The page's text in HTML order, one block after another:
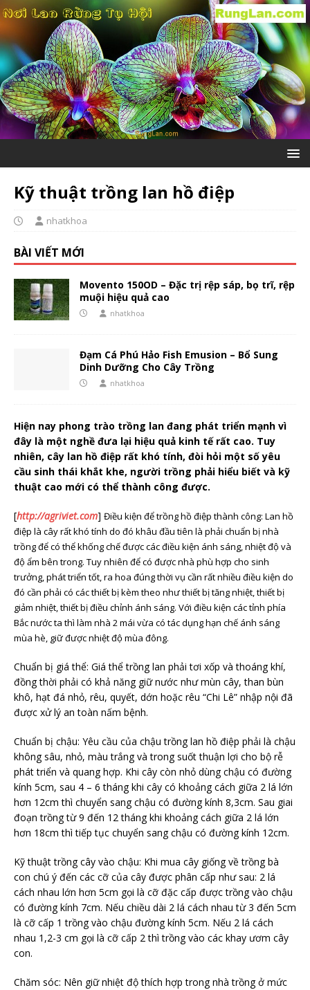
Kỹ thuật trồng lan hồ điệp
nhatkhoa
BÀI VIẾT MỚI
Movento 150OD – Đặc trị rệp sáp, bọ trĩ, rệp
muội hiệu quả cao
nhatkhoa
Đạm Cá Phú Hảo Fish Emusion – Bổ Sung
Dinh Dưỡng Cho Cây Trồng
nhatkhoa
Hiện nay phong trào trồng lan đang phát triển mạnh vì
đây là một nghề đưa lại hiệu quả kinh tế rất cao. Tuy
nhiên, cây lan hồ điệp rất khó tính, đòi hỏi một số yêu
cầu sinh thái khắt khe, người trồng phải hiểu biết và kỹ
thuật cao mới có thể thành công được.
[http://agriviet.com] Điều kiện để trồng hồ điệp thành công: Lan hồ
điệp là cây rất khó tính do đó khâu đầu tiên là phải chuẩn bị nhà
trồng để có thể khống chế được các điều kiện ánh sáng, nhiệt độ và
độ ẩm bên trong. Tuy nhiên để có được nhà phù hợp cho sinh
trưởng, phát triển tốt, ra hoa đúng thời vụ cần rất nhiều điều kiện do
đó cần phải có các thiết bị kèm theo như thiết bị tăng nhiệt, thiết bị
giảm nhiệt, thiết bị điều chỉnh ánh sáng. Với điều kiện các tỉnh phía
Bắc nước ta thì làm nhà 2 mái vừa có tác dụng hạn chế ánh sáng
mùa hè, giữ được nhiệt độ mùa đông.
Chuẩn bị giá thể: Giá thể trồng lan phải tơi xốp và thoáng khí,
đồng thời phải có khả năng giữ nước như mùn cây, than bùn
khô, hạt đá nhỏ, rêu, quyết, dớn hoặc rêu “Chi Lê” nhập nội đã
được xử lý an toàn nấm bệnh.
Chuẩn bị chậu: Yêu cầu của chậu trồng lan hồ điệp phải là chậu
không sâu, nhỏ, màu trắng và trong suốt thuận lợi cho bộ rễ
phát triển và quang hợp. Khi cây còn nhỏ dùng chậu có đường
kính 5cm, sau 4 – 6 tháng khi cây có khoảng cách giữa 2 lá lớn
hơn 12cm thì chuyển sang chậu có đường kính 8,3cm. Sau giai
đoạn trồng từ 9 đến 12 tháng khi khoảng cách giữa 2 lá lớn
hơn 18cm thì tiếp tục chuyển sang chậu có đường kính 12cm.
Kỹ thuật trồng cây vào chậu: Khi mua cây giống về trồng bà
con chú ý đến các cỡ của cây được phân cấp như sau: 2 lá
cách nhau lớn hơn 5cm gọi là cỡ đặc cấp được trồng vào chậu
có đường kính 7cm. Nếu chiều dài 2 lá cách nhau từ 3 đến 5cm
là cỡ cấp 1 trồng vào chậu đường kính 5cm. Nếu 2 lá cách
nhau 1,2-3 cm gọi là cỡ cấp 2 thì trồng vào các khay ươm cây
con.
Chăm sóc: Nên giữ nhiệt độ thích hợp trong nhà trồng ở mức